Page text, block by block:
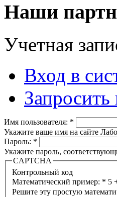
Наши
Учетная
Вход в
Имя пользователя: *
Укажите ваше имя на сайте
Пароль: *
Укажите пароль,
CAPTCHA
Контрольный код
Математический пример: * 5
Решите эту простую